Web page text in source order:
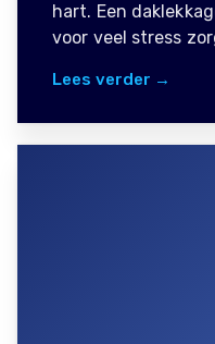
hart. Een
voor veel stress
Lees verder →